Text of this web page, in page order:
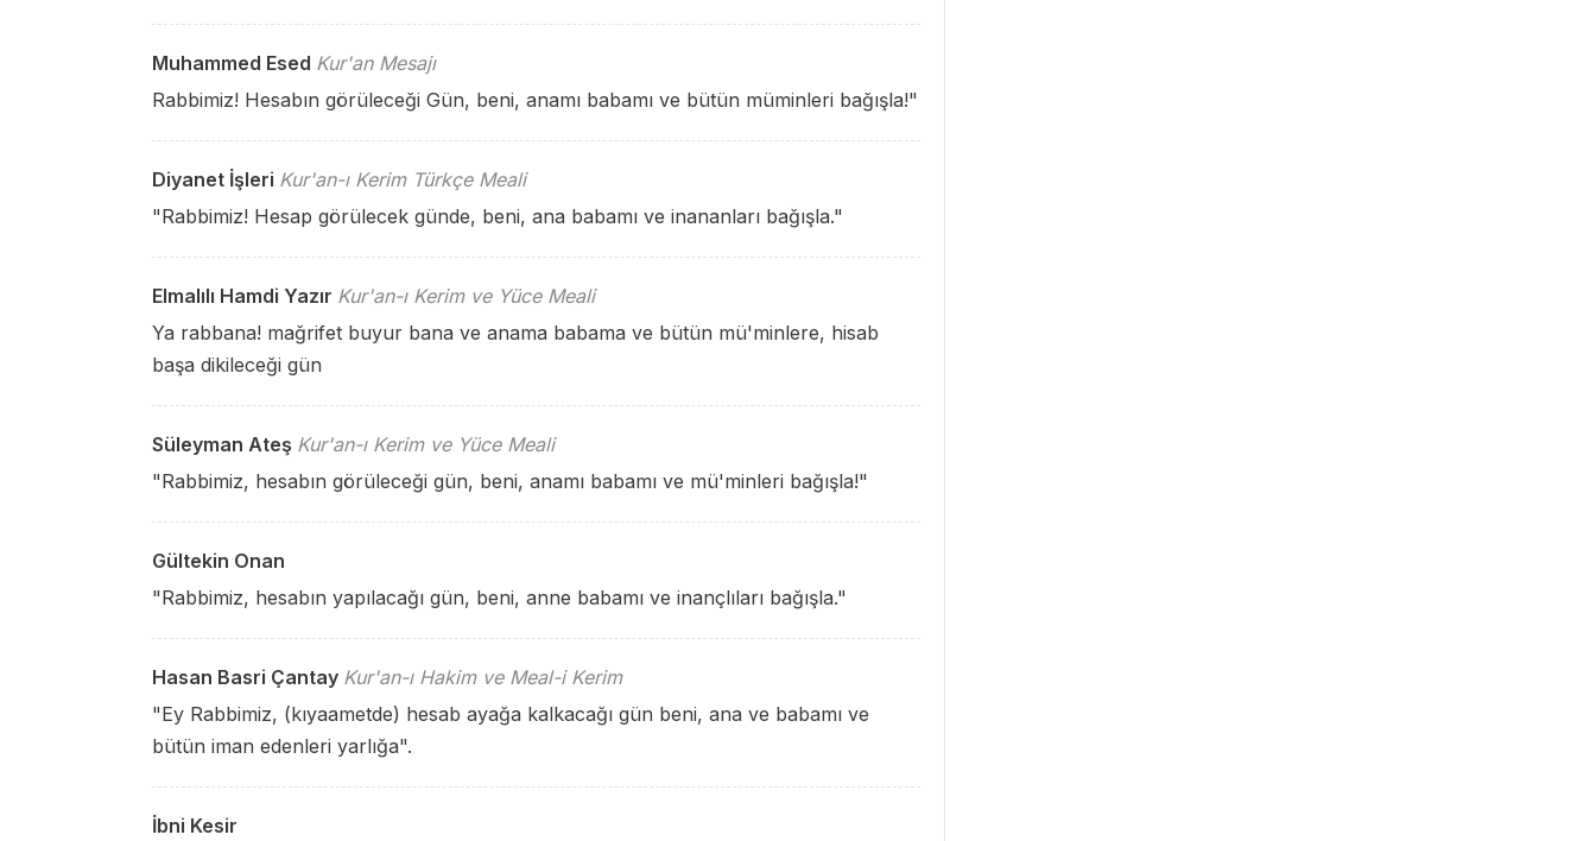
Muhammed Esed Kur'an Mesajı
Rabbimiz! Hesabın görüleceği Gün, beni, anamı babamı ve bütün müminleri bağışla!"
Diyanet İşleri Kur'an-ı Kerim Türkçe Meali
"Rabbimiz! Hesap görülecek günde, beni, ana babamı ve inananları bağışla."
Elmalılı Hamdi Yazır Kur'an-ı Kerim ve Yüce Meali
Ya rabbana! mağrifet buyur bana ve anama babama ve bütün mü'minlere, hisab
başa dikileceği gün
Süleyman Ateş Kur'an-ı Kerim ve Yüce Meali
"Rabbimiz, hesabın görüleceği gün, beni, anamı babamı ve mü'minleri bağışla!"
Gültekin Onan
"Rabbimiz, hesabın yapılacağı gün, beni, anne babamı ve inançlıları bağışla."
Hasan Basri Çantay Kur'an-ı Hakim ve Meal-i Kerim
"Ey Rabbimiz, (kıyaametde) hesab ayağa kalkacağı gün beni, ana ve babamı ve
bütün iman edenleri yarlığa".
İbni Kesir